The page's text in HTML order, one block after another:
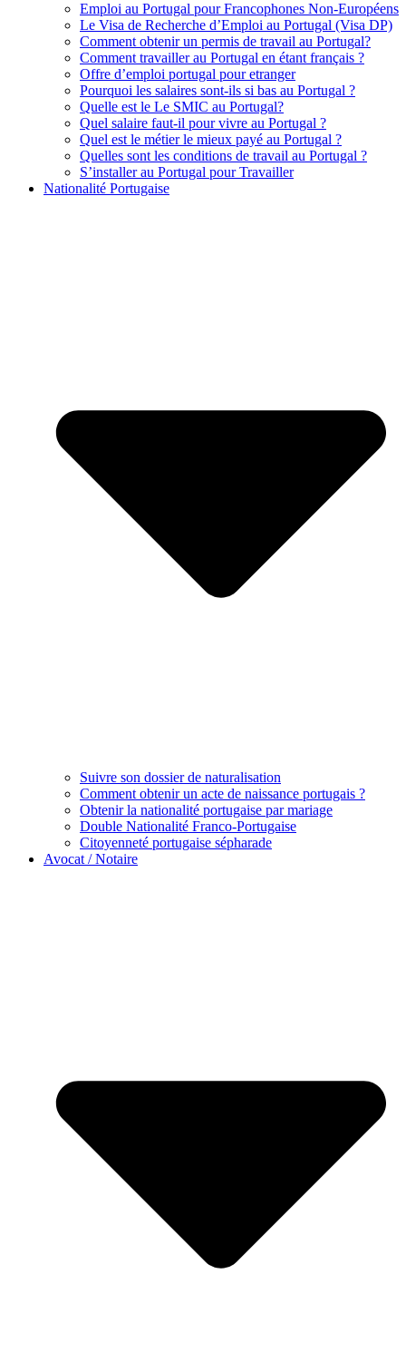
Emploi au Portugal pour Francophones Non-Européens
Le Visa de Recherche d’Emploi au Portugal (Visa DP)
Comment obtenir un permis de travail au Portugal?
Comment travailler au Portugal en étant français ?
Offre d’emploi portugal pour etranger
Pourquoi les salaires sont-ils si bas au Portugal ?
Quelle est le Le SMIC au Portugal?
Quel salaire faut-il pour vivre au Portugal ?
Quel est le métier le mieux payé au Portugal ?
Quelles sont les conditions de travail au Portugal ?
S’installer au Portugal pour Travailler
Nationalité Portugaise
Suivre son dossier de naturalisation
Comment obtenir un acte de naissance portugais ?
Obtenir la nationalité portugaise par mariage
Double Nationalité Franco-Portugaise
Citoyenneté portugaise sépharade
Avocat / Notaire